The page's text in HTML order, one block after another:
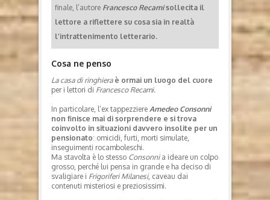
finale, l’autore Francesco Recamisollecita il
lettore a riflettere su cosa sia in realtà
l’intrattenimento letterario.
Cosa ne penso
La casa di ringhiera è ormai un luogo del cuore
per i lettori di Francesco Recami.
In particolare, l’ex tappezziere Amedeo Consonni
non finisce mai di sorprendere e si trova
coinvolto in situazioni davvero insolite per un
pensionato: omicidi, furti, morti simulate,
inseguimenti rocamboleschi.
Ma stavolta è lo stesso Consonnia ideare un colpo
grosso, perché lui pensa in grande e ha deciso di
svaligiare i Frigoriferi Milanesi, caveau dai
contenuti misteriosi e preziosissimi.